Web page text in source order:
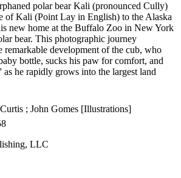
polar bear Kali (pronounced Cully)
of Kali (Point Lay in English) to the Alaska
new home at the Buffalo Zoo in New York
bear. This photographic journey
remarkable development of the cub, who
bottle, sucks his paw for comfort, and
as he rapidly grows into the largest land
; John Gomes [Illustrations]
LLC